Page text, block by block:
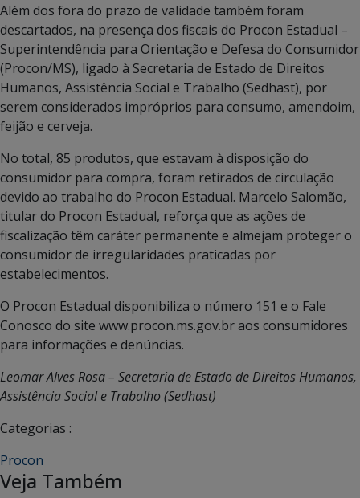
Além dos fora do prazo de validade também foram
descartados, na presença dos fiscais do Procon Estadual –
Superintendência para Orientação e Defesa do Consumidor
(Procon/MS), ligado à Secretaria de Estado de Direitos
Humanos, Assistência Social e Trabalho (Sedhast), por
serem considerados impróprios para consumo, amendoim,
feijão e cerveja.
No total, 85 produtos, que estavam à disposição do
consumidor para compra, foram retirados de circulação
devido ao trabalho do Procon Estadual. Marcelo Salomão,
titular do Procon Estadual, reforça que as ações de
fiscalização têm caráter permanente e almejam proteger o
consumidor de irregularidades praticadas por
estabelecimentos.
O Procon Estadual disponibiliza o número 151 e o Fale
Conosco do site www.procon.ms.gov.br aos consumidores
para informações e denúncias.
Leomar Alves Rosa – Secretaria de Estado de Direitos Humanos,
Assistência Social e Trabalho (Sedhast)
Categorias :
Procon
Veja Também